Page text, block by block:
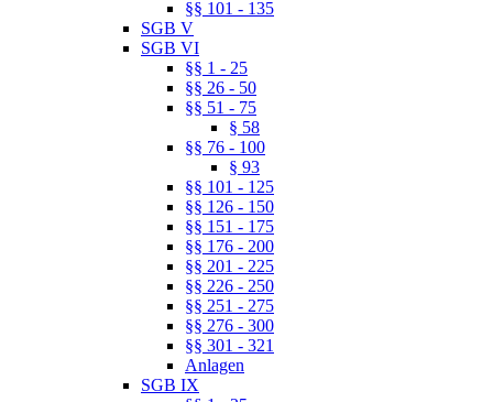
§§ 101 - 135
SGB V
SGB VI
§§ 1 - 25
§§ 26 - 50
§§ 51 - 75
§ 58
§§ 76 - 100
§ 93
§§ 101 - 125
§§ 126 - 150
§§ 151 - 175
§§ 176 - 200
§§ 201 - 225
§§ 226 - 250
§§ 251 - 275
§§ 276 - 300
§§ 301 - 321
Anlagen
SGB IX